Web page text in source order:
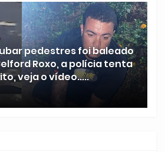
pedestres foi baleado
Roxo, a polícia tenta
veja o vídeo.....